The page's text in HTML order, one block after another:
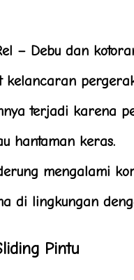
– Debu dan
kelancaran
terjadi karena
hantaman keras.
mengalami
di lingkungan
Pintu